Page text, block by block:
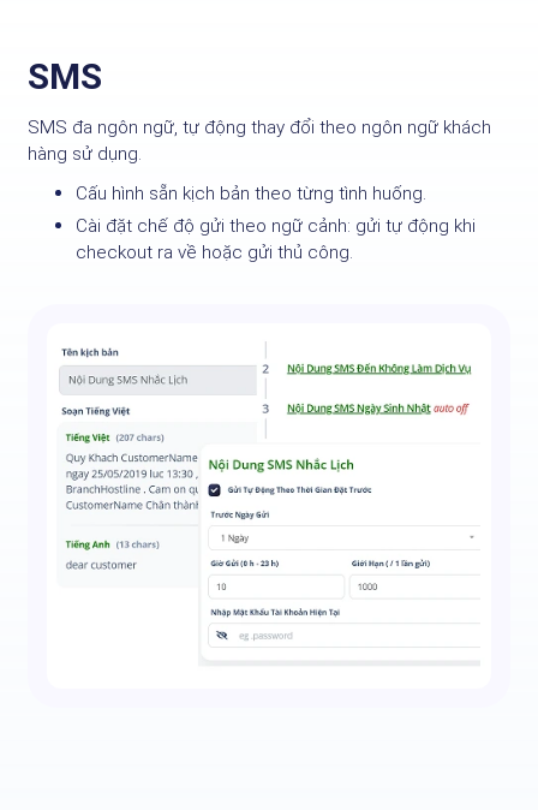
SMS
SMS đa ngôn ngữ, tự động thay đổi theo ngôn ngữ khách
hàng sử dụng.
Cấu hình sẵn kịch bản theo từng tình huống.
Cài đặt chế độ gửi theo ngữ cảnh: gửi tự động khi
checkout ra về hoặc gửi thủ công.